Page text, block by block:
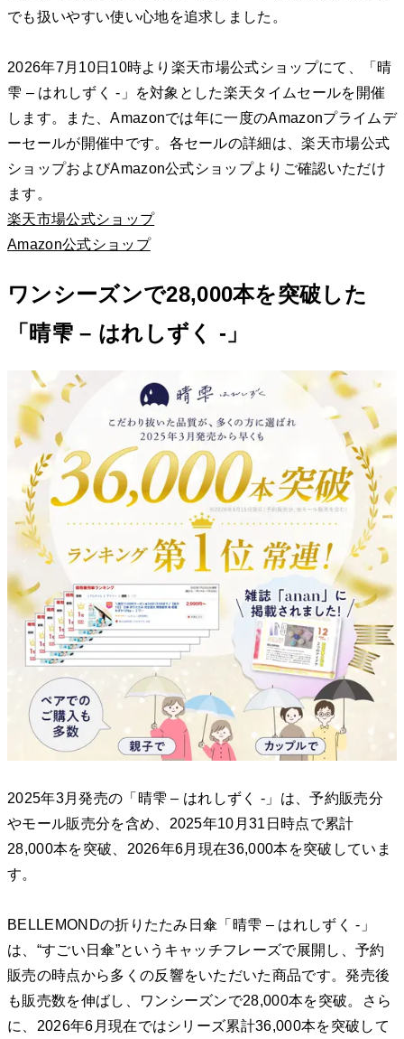
でも扱いやすい使い心地を追求しました。
2026年7月10日10時より楽天市場公式ショップにて、「晴
雫 – はれしずく -」を対象とした楽天タイムセールを開催
します。また、Amazonでは年に一度のAmazonプライムデ
ーセールが開催中です。各セールの詳細は、楽天市場公式
ショップおよびAmazon公式ショップよりご確認いただけ
ます。
楽天市場公式ショップ
Amazon公式ショップ
ワンシーズンで28,000本を突破した
「晴雫 – はれしずく -」
2025年3月発売の「晴雫 – はれしずく -」は、予約販売分
やモール販売分を含め、2025年10月31日時点で累計
28,000本を突破、2026年6月現在36,000本を突破していま
す。
BELLEMONDの折りたたみ日傘「晴雫 – はれしずく -」
は、“すごい日傘”というキャッチフレーズで展開し、予約
販売の時点から多くの反響をいただいた商品です。発売後
も販売数を伸ばし、ワンシーズンで28,000本を突破。さら
に、2026年6月現在ではシリーズ累計36,000本を突破して